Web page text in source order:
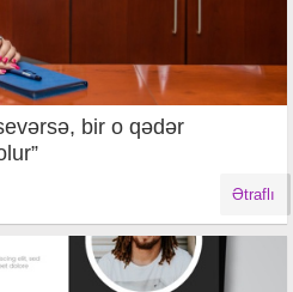
bir o qədər
və diqqətli olur”
Ətraflı